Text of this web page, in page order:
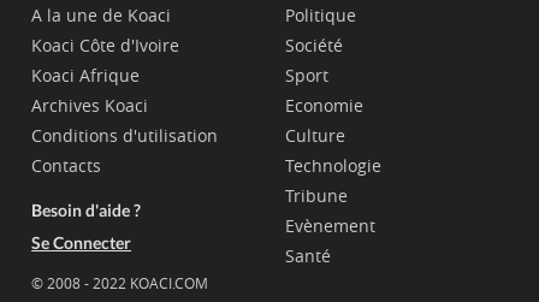
A la une de Koaci
Koaci Côte d'Ivoire
Koaci Afrique
Archives Koaci
Conditions d'utilisation
Contacts
Besoin d'aide ?
Se Connecter
© 2008 - 2022 KOACI.COM
Politique
Société
Sport
Economie
Culture
Technologie
Tribune
Evènement
Santé